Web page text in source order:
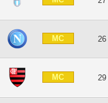
MC 26
MC 29